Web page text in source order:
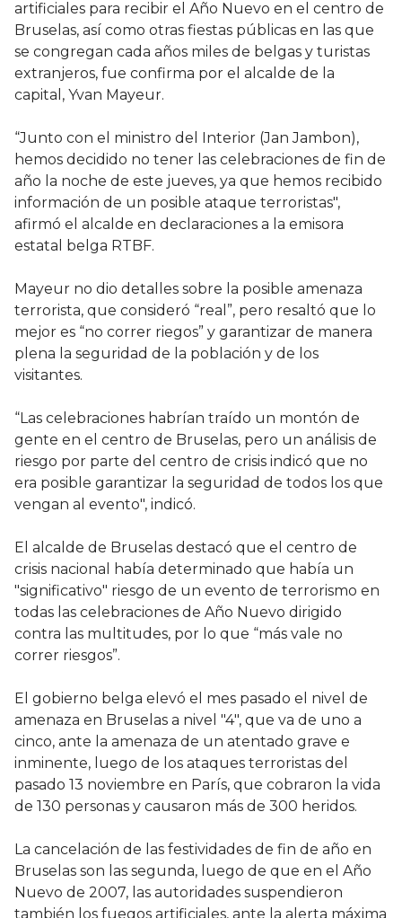
artificiales para recibir el Año Nuevo en el centro de
Bruselas, así como otras fiestas públicas en las que
se congregan cada años miles de belgas y turistas
extranjeros, fue confirma por el alcalde de la
capital, Yvan Mayeur.
“Junto con el ministro del Interior (Jan Jambon),
hemos decidido no tener las celebraciones de fin de
año la noche de este jueves, ya que hemos recibido
información de un posible ataque terroristas",
afirmó el alcalde en declaraciones a la emisora
estatal belga RTBF.
Mayeur no dio detalles sobre la posible amenaza
terrorista, que consideró “real”, pero resaltó que lo
mejor es “no correr riegos” y garantizar de manera
plena la seguridad de la población y de los
visitantes.
“Las celebraciones habrían traído un montón de
gente en el centro de Bruselas, pero un análisis de
riesgo por parte del centro de crisis indicó que no
era posible garantizar la seguridad de todos los que
vengan al evento", indicó.
El alcalde de Bruselas destacó que el centro de
crisis nacional había determinado que había un
"significativo" riesgo de un evento de terrorismo en
todas las celebraciones de Año Nuevo dirigido
contra las multitudes, por lo que “más vale no
correr riesgos”.
El gobierno belga elevó el mes pasado el nivel de
amenaza en Bruselas a nivel "4", que va de uno a
cinco, ante la amenaza de un atentado grave e
inminente, luego de los ataques terroristas del
pasado 13 noviembre en París, que cobraron la vida
de 130 personas y causaron más de 300 heridos.
La cancelación de las festividades de fin de año en
Bruselas son las segunda, luego de que en el Año
Nuevo de 2007, las autoridades suspendieron
también los fuegos artificiales, ante la alerta máxima